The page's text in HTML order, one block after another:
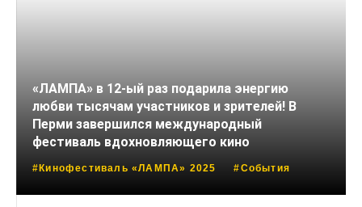
«ЛАМПА» в 12-ый раз подарила энергию
любви тысячам участников и зрителей! В
Перми завершился международный
фестиваль вдохновляющего кино
#Кинофестиваль «ЛАМПА» 2025 #События